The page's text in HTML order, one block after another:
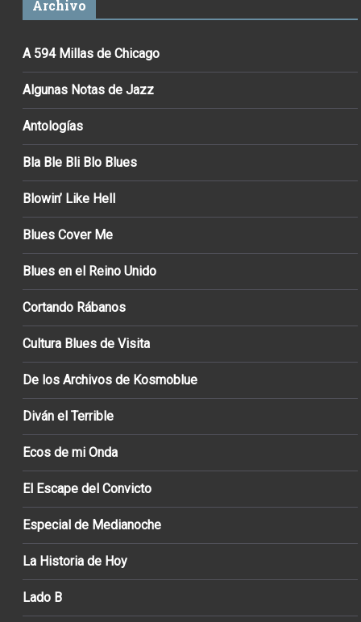
Archivo
A 594 Millas de Chicago
Algunas Notas de Jazz
Antologías
Bla Ble Bli Blo Blues
Blowin’ Like Hell
Blues Cover Me
Blues en el Reino Unido
Cortando Rábanos
Cultura Blues de Visita
De los Archivos de Kosmoblue
Diván el Terrible
Ecos de mi Onda
El Escape del Convicto
Especial de Medianoche
La Historia de Hoy
Lado B